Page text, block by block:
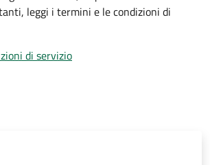
leggi i termini e le condizioni di
di servizio